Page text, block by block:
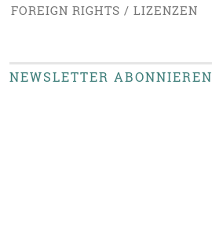
FOREIGN RIGHTS / LIZENZEN
NEWSLETTER ABONNIEREN